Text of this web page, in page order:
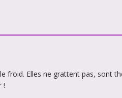
Elles ne grattent pas, sont
!